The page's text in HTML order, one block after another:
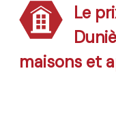
Le
maisons et